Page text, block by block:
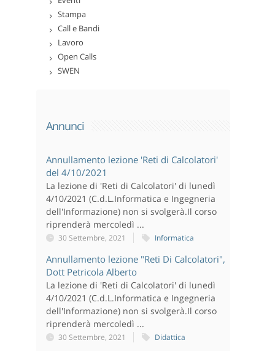
Stampa
Call e Bandi
Lavoro
Open Calls
SWEN
Annunci
Annullamento lezione 'Reti di Calcolatori'
del 4/10/2021
La lezione di 'Reti di Calcolatori' di lunedì
4/10/2021 (C.d.L.Informatica e Ingegneria
dell'Informazione) non si svolgerà.Il corso
riprenderà mercoledì ...
30 Settembre, 2021 Informatica
Annullamento lezione "Reti Di Calcolatori",
Dott Petricola Alberto
La lezione di 'Reti di Calcolatori' di lunedì
4/10/2021 (C.d.L.Informatica e Ingegneria
dell'Informazione) non si svolgerà.Il corso
riprenderà mercoledì ...
30 Settembre, 2021 Didattica